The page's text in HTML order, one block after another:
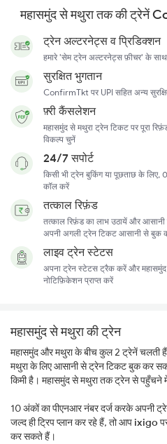
महासमुंद से मथुरा तक की ट्रेनें
ट्रेन अल्टरनेट्स व प्रिडिक्शन
हमारे 'सेम ट्रेन अल्टरनेट्स फ़ीचर' के साथ
सुरक्षित भुगतान
ConfirmTkt पर UPI सहित अन्य
फ़्री कैंसलेशन
महासमुंद से मथुरा ट्रेन टिकट पर पूरा
विकल्प चुनें
24/7 सपोर्ट
किसी भी ट्रेन बुकिंग या पूछताछ के लिए,
कॉल करें
तत्काल रिफ़ंड
तत्काल रिफ़ंड का लाभ उठायें और
अपनी अगली ट्रेन टिकट आसानी से बुक
लाइव ट्रेन स्टेटस
अपना ट्रेन स्टेटस ट्रैक करें और महासमुंद
नोटिफ़िकेशन प्राप्त करें
महासमुंद से मथुरा की ट्रेन
महासमुंद और मथुरा के बीच कुल 2 ट्रेनें चलती
मथुरा के लिए आसानी से ट्रेन टिकट बुक कर
किमी है। महासमुंद से मथुरा तक ट्रेन से
10 अंकों का पीएनआर नंबर दर्ज करके अपनी
जल्द ही ट्रिप प्लान कर रहे हैं, तो आपixigo
कर सकते हैं।